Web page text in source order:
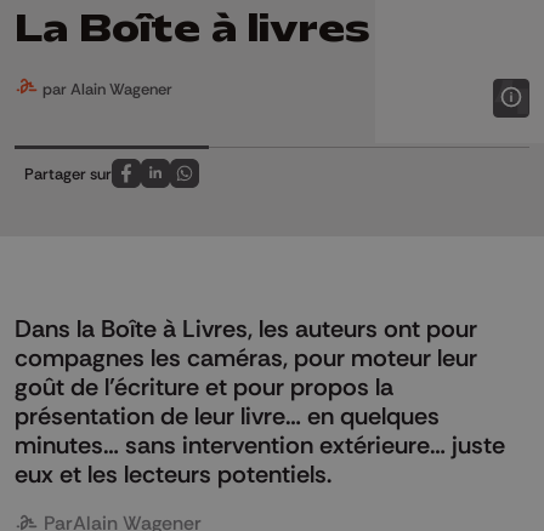
La Boîte à livres
par Alain Wagener
Partager sur
Partagez sur FaceBook
Partagez sur LinkedIn
Partagez sur Whatsapp
Dans la Boîte à Livres, les auteurs ont pour
compagnes les caméras, pour moteur leur
goût de l’écriture et pour propos la
présentation de leur livre… en quelques
minutes… sans intervention extérieure… juste
eux et les lecteurs potentiels.
ParAlain Wagener